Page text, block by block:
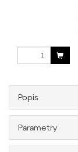
Popis
Parametry